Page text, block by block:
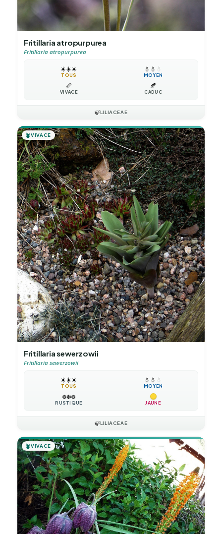
Fritillaria atropurpurea
Fritillaria atropurpurea
☀️☀️☀️
TOUS
💧 💧 💧
MOYEN
📏
VIVACE
🍂
CADUC
🍃LILIACEAE
🪴VIVACE
Fritillaria sewerzowii
Fritillaria sewerzowii
☀️☀️☀️
TOUS
💧 💧 💧
MOYEN
❄️❄️❄️
RUSTIQUE JAUNE
🍃LILIACEAE
🪴VIVACE